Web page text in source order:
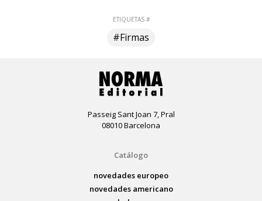
ETIQUETAS #
#Firmas
Passeig Sant Joan 7, Pral
08010 Barcelona
Catálogo
novedades europeo
novedades americano